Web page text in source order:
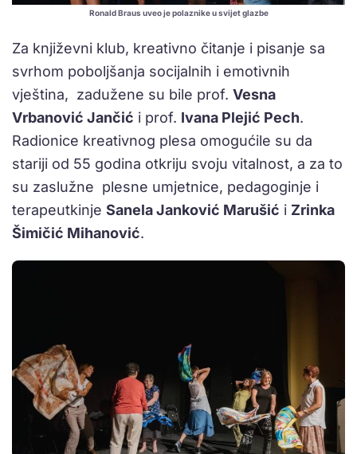
Ronald Braus uveo je polaznike u svijet glazbe
Za književni klub, kreativno čitanje i pisanje sa
svrhom poboljšanja socijalnih i emotivnih
vještina, zadužene su bile prof. Vesna
Vrbanović Jančić i prof. Ivana Plejić Pech.
Radionice kreativnog plesa omogućile su da
stariji od 55 godina otkriju svoju vitalnost, a za to
su zaslužne plesne umjetnice, pedagoginje i
terapeutkinje Sanela Janković Marušić i Zrinka
Šimičić Mihanović.